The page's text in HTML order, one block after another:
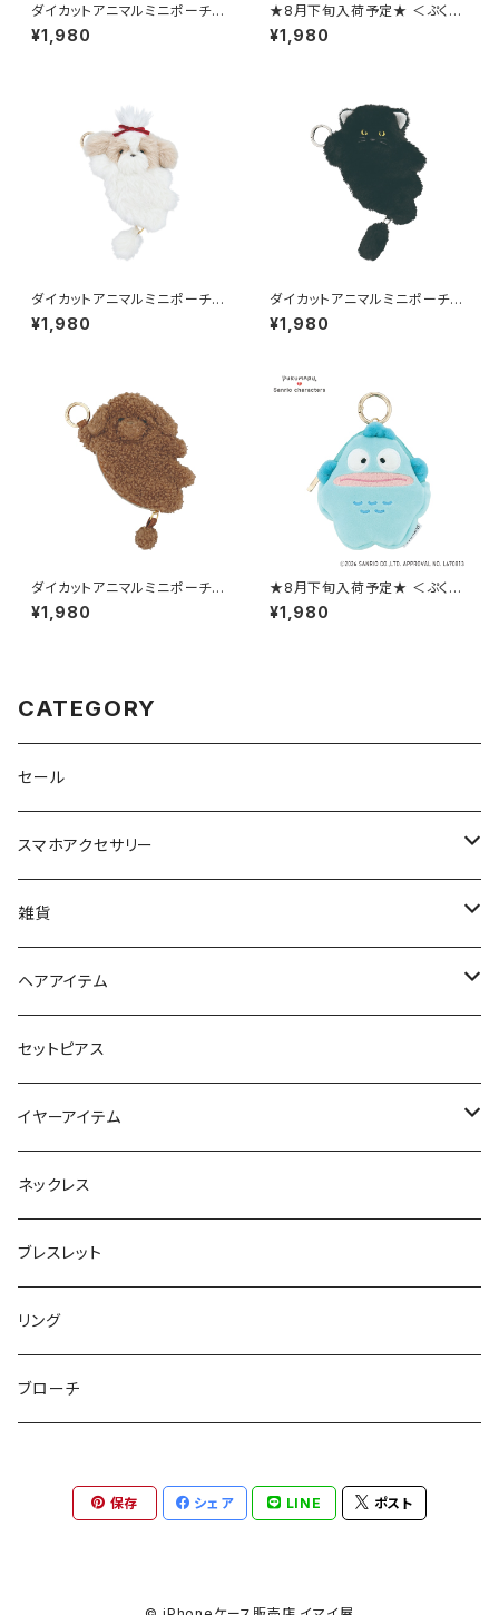
ダイカットアニマルミニポーチ
（カラビナ付き） ヒョウ/豹 GPO
0407-D
¥1,980
★8月下旬入荷予定★ ＜ぷくま
る×サンリオキャラクターズ＞ ミ
ニチャームポーチ マイメロディ
¥1,980
ダイカットアニマルミニポーチ
（カラビナ付き） シーズー GPO
0407-C
¥1,980
ダイカットアニマルミニポーチ
（カラビナ付き） 黒猫/クロネコ
GPO0407-A
¥1,980
ダイカットアニマルミニポーチ
（カラビナ付き） トイ・プードル G
PO0407-B
¥1,980
★8月下旬入荷予定★ ＜ぷくま
る×サンリオキャラクターズ＞ ミ
ニチャームポーチ ハンギョドン
¥1,980
CATEGORY
セール
スマホアクセサリー
iPhoneケース
スマホリング＆グリップ
マルチショルダー
雑貨
ポーチ
マチ付きポーチ
フラットポーチ
etc
スマートキーポーチ
チャーム / カラビナ
ウォレット / 財布
トートバッグ
パスケース
ミラー
ハンドタオル
ヘアアイテム
静電気軽減ヘアブレスレット
ポニーフック
テールクラッチ
シュシュット
キープスタイラー
ヘアピン
ヘアクリップ
セットピアス
イヤーアイテム
ステンレスピアス
ピアス
イヤリング
セットピアス
イヤーカフ
ネックレス
ブレスレット
リング
ブローチ
保存 シェア LINE ポスト